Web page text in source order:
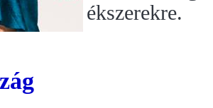
ékszerekre.